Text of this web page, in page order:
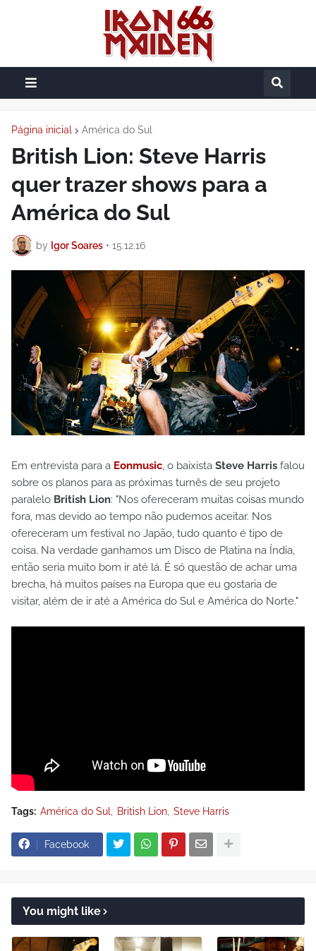
Página inicial América do Sul
British Lion: Steve Harris
quer trazer shows para a
América do Sul
by Igor Soares • 15.12.16
Em entrevista para a Eonmusic, o baixista Steve Harris falou
sobre os planos para as próximas turnês de seu projeto
paralelo British Lion: "Nos ofereceram muitas coisas mundo
fora, mas devido ao tempo não pudemos aceitar. Nos
ofereceram um festival no Japão, tudo quanto é tipo de
coisa. Na verdade ganhamos um Disco de Platina na Índia,
então seria muito bom ir até lá. É só questão de achar uma
brecha, há muitos países na Europa que eu gostaria de
visitar, além de ir até a América do Sul e América do Norte."
Tags: América do Sul British Lion Steve Harris
Facebook
You might like